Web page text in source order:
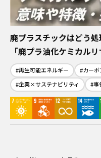
廃プラスチックはどう
「廃プラ油化ケミカル
を解説
#再生可能エネルギー #カー
#企業×サステナビリティ
#事